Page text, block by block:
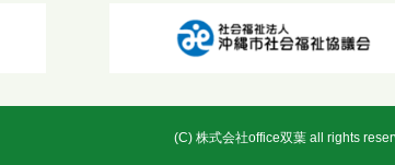
(C) 株式会社office双葉 all rights